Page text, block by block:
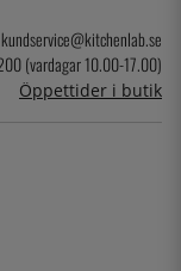
kundservice@kitchenlab.se
(vardagar 10.00-17.00)
Öppettider i butik